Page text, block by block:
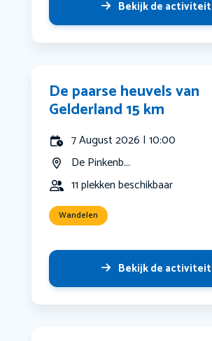
Bekijk de activiteit
De paarse heuvels van
Gelderland 15 km
7 August 2026 | 10:00
De Pinkenb...
11 plekken beschikbaar
Wandelen
Bekijk de activiteit